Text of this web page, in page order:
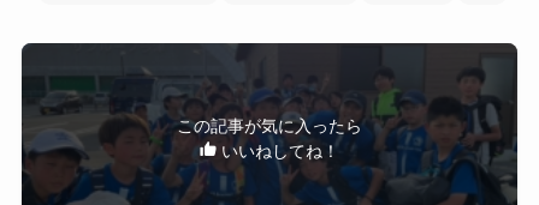
この記事が気に入ったら
いいねしてね！